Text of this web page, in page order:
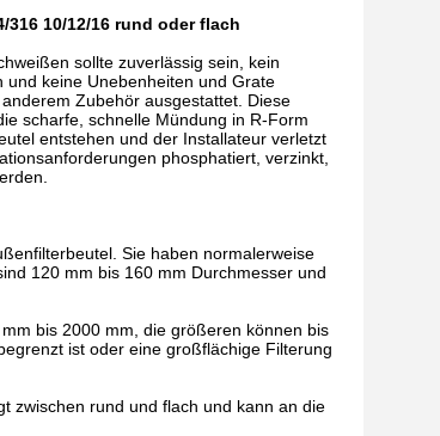
10/12/16 rund oder flach
sollte zuverlässig sein, kein
keine Unebenheiten und Grate
Zubehör ausgestattet. Diese
scharfe, schnelle Mündung in R-Form
entstehen und der Installateur verletzt
phosphatiert, verzinkt,
Sie haben normalerweise
120 mm bis 160 mm Durchmesser und
bis 2000 mm, die größeren können bis
ist oder eine großflächige Filterung
zwischen rund und flach und kann an die